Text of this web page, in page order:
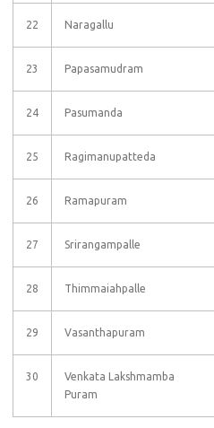
22 Naragallu
23 Papasamudram
24 Pasumanda
25 Ragimanupatteda
26 Ramapuram
27 Srirangampalle
28 Thimmaiahpalle
29 Vasanthapuram
30
Venkata Lakshmamba
Puram